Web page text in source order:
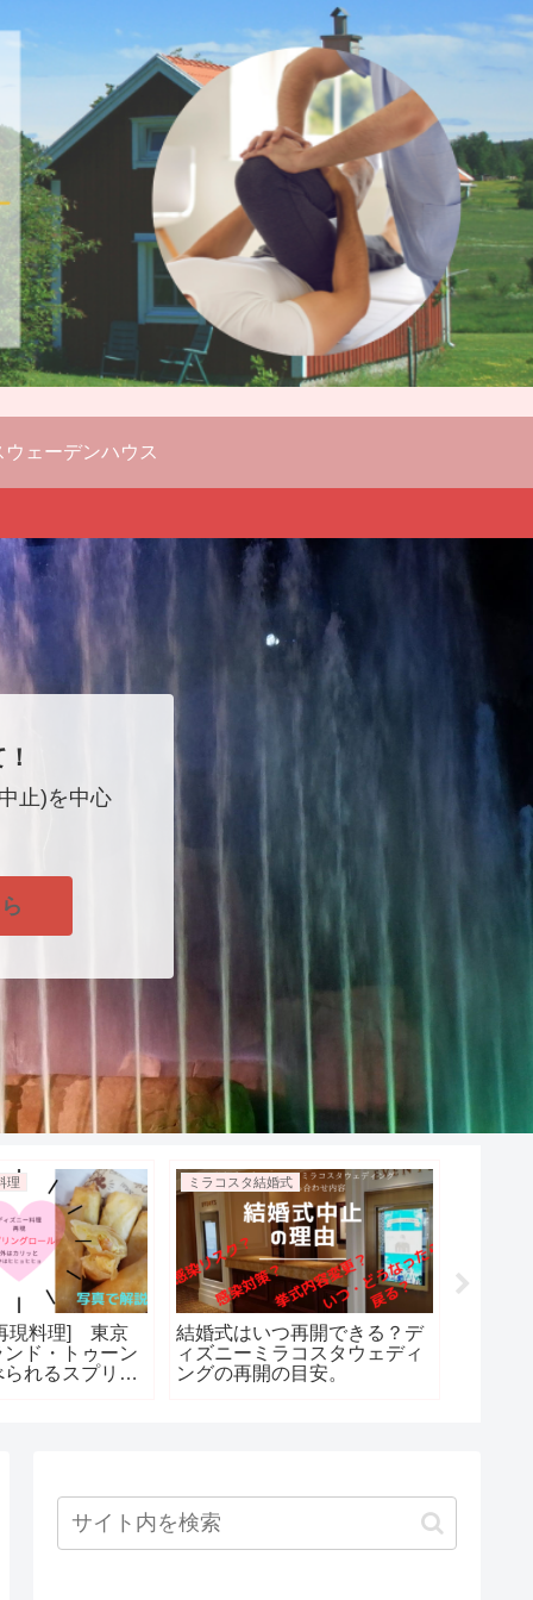
ウェーデンハウス
止)を中心
理
現料理] 東京
ド・トゥーン
れるスプリン
ミラコスタ結婚式
結婚式はいつ再開できる？デ
ィズニーミラコスタウェディ
ングの再開の目安。